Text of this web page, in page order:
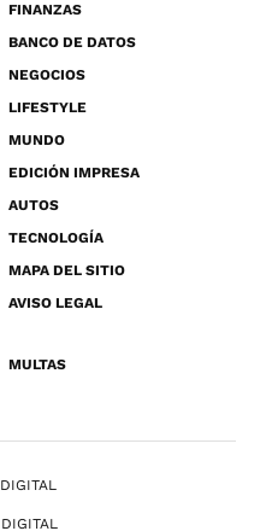
FINANZAS
BANCO DE DATOS
NEGOCIOS
LIFESTYLE
MUNDO
EDICIÓN IMPRESA
AUTOS
TECNOLOGÍA
MAPA DEL SITIO
AVISO LEGAL
MULTAS
DIGITAL
DIGITAL